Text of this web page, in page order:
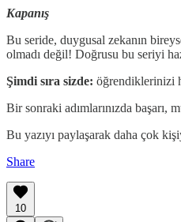
Kapanış
Bu seride, duygusal zekanın
olmadı değil! Doğrusu bu seriyi
Şimdi sıra sizde: öğrendiklerinizi
Bir sonraki adımlarınızda
Bu yazıyı paylaşarak daha çok
Share
10